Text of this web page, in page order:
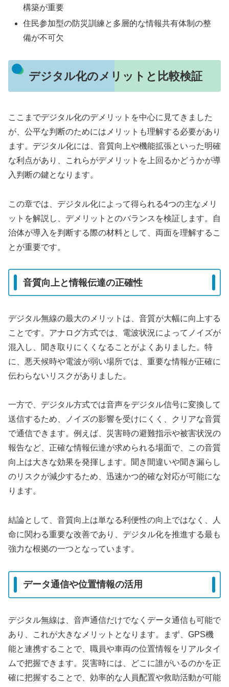
構築が重要
住民参加型の防災訓練と多層的な情報共有体制の整
備が不可欠
デジタル化のメリットと比較検証
ここまでデジタル化のデメリットを中心に見てきました
が、公平な判断のためにはメリットも理解する必要があり
ます。デジタル化には、音質向上や機能拡張といった明確
な利点があり、これらがデメリットを上回るかどうかが導
入判断の鍵となります。
この章では、デジタル化によって得られる4つの主なメリ
ットを解説し、デメリットとのバランスを検証します。自
治体が導入を判断する際の材料として、両面を理解するこ
とが重要です。
音質向上と情報伝達の正確性
デジタル無線の最大のメリットは、音質が大幅に向上する
ことです。アナログ方式では、電波状況によってノイズが
混入し、聞き取りにくくなることがよくありました。特
に、悪天候時や電波が弱い場所では、重要な情報が正確に
伝わらないリスクがありました。
一方で、デジタル方式では音声をデジタル信号に変換して
送信するため、ノイズの影響を受けにくく、クリアな音質
で通信できます。例えば、災害時の避難指示や被害状況の
報告など、正確な情報伝達が求められる場面で、この音質
向上は大きな効果を発揮します。聞き間違いや聞き漏らし
のリスクが減少するため、迅速かつ的確な対応が可能にな
ります。
結論として、音質向上は単なる利便性の向上ではなく、人
命に関わる重要な改善であり、デジタル化を推進する最も
強力な根拠の一つとなっています。
データ通信や位置情報の活用
デジタル無線は、音声通信だけでなくデータ通信も可能で
あり、これが大きなメリットとなります。まず、GPS機
能と連携することで、職員や車両の位置情報をリアルタイ
ムで把握できます。災害時には、どこに誰がいるのかを正
確に把握することで、効率的な人員配置や救助活動が可能